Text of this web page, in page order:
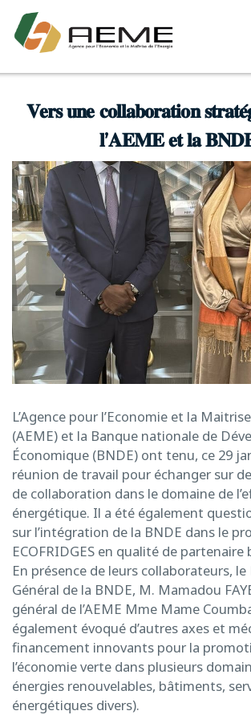
𝐕𝐞𝐫𝐬 𝐮𝐧𝐞 𝐜𝐨𝐥𝐥𝐚𝐛𝐨𝐫𝐚𝐭𝐢𝐨𝐧
𝐥’𝐀𝐄𝐌𝐄 𝐞𝐭 𝐥𝐚
L’Agence pour l’Economie et la
(AEME) et la Banque nationale de
Économique (BNDE) ont tenu, ce 29
réunion de travail pour échanger sur
de collaboration dans le domaine de
énergétique. Il a été également
sur l’intégration de la BNDE dans le
ECOFRIDGES en qualité de partenaire
En présence de leurs collaborateurs,
Général de la BNDE, M. Mamadou
général de l’AEME Mme Mame
également évoqué d’autres axes et
financement innovants pour la
l’économie verte dans plusieurs
énergies renouvelables, bâtiments,
énergétiques divers).